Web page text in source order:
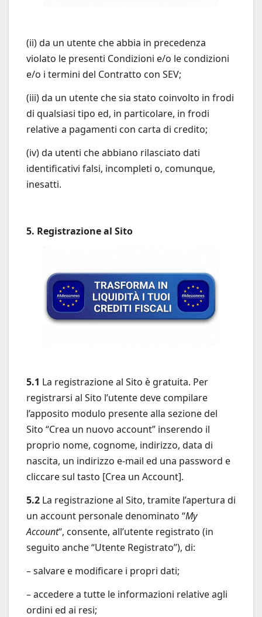
(ii) da un utente che abbia in precedenza
violato le presenti Condizioni e/o le condizioni
e/o i termini del Contratto con SEV;
(iii) da un utente che sia stato coinvolto in frodi
di qualsiasi tipo ed, in particolare, in frodi
relative a pagamenti con carta di credito;
(iv) da utenti che abbiano rilasciato dati
identificativi falsi, incompleti o, comunque,
inesatti.
5. Registrazione al Sito
5.1 La registrazione al Sito è gratuita. Per
registrarsi al Sito l’utente deve compilare
l’apposito modulo presente alla sezione del
Sito “Crea un nuovo account” inserendo il
proprio nome, cognome, indirizzo, data di
nascita, un indirizzo e-mail ed una password e
cliccare sul tasto [Crea un Account].
5.2 La registrazione al Sito, tramite l’apertura di
un account personale denominato “My
Account“, consente, all’utente registrato (in
seguito anche “Utente Registrato”), di:
– salvare e modificare i propri dati;
– accedere a tutte le informazioni relative agli
ordini ed ai resi;